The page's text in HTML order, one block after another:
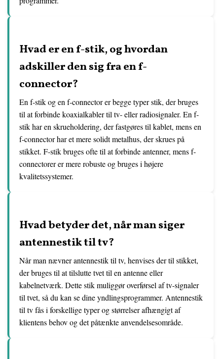
Hvad er en f-stik, og hvordan
adskiller den sig fra en f-
connector?
En f-stik og en f-connector er begge typer stik, der bruges
til at forbinde koaxialkabler til tv- eller radiosignaler. En f-
stik har en skrueholdering, der fastgøres til kablet, mens en
f-connector har et mere solidt metalhus, der skrues på
stikket. F-stik bruges ofte til at forbinde antenner, mens f-
connectorer er mere robuste og bruges i højere
kvalitetssystemer.
Hvad betyder det, når man siger
antennestik til tv?
Når man nævner antennestik til tv, henvises der til stikket,
der bruges til at tilslutte tvet til en antenne eller
kabelnetværk. Dette stik muliggør overførsel af tv-signaler
til tvet, så du kan se dine yndlingsprogrammer. Antennestik
til tv fås i forskellige typer og størrelser afhængigt af
klientens behov og det påtænkte anvendelsesområde.